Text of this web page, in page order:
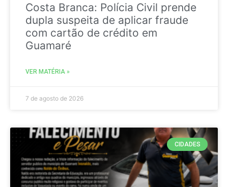
Costa Branca: Polícia Civil prende
dupla suspeita de aplicar fraude
com cartão de crédito em
Guamaré
VER MATÉRIA »
7 de agosto de 2026
CIDADES